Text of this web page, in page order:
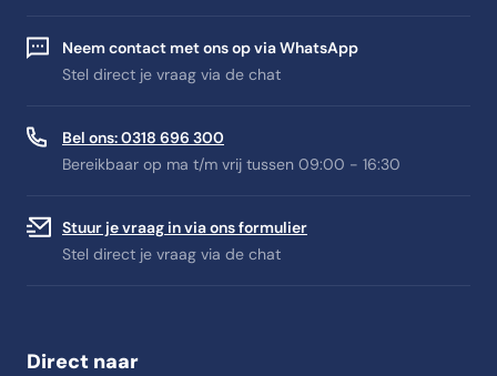
Neem contact met ons op via WhatsApp
Stel direct je vraag via de chat
Bel ons: 0318 696 300
Bereikbaar op ma t/m vrij tussen 09:00 - 16:30
Stuur je vraag in via ons formulier
Stel direct je vraag via de chat
Direct naar